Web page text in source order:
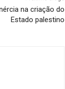
na criação do
Estado palestino